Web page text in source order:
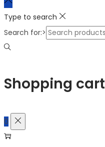
Type to search
Search for:>
Shopping cart
0